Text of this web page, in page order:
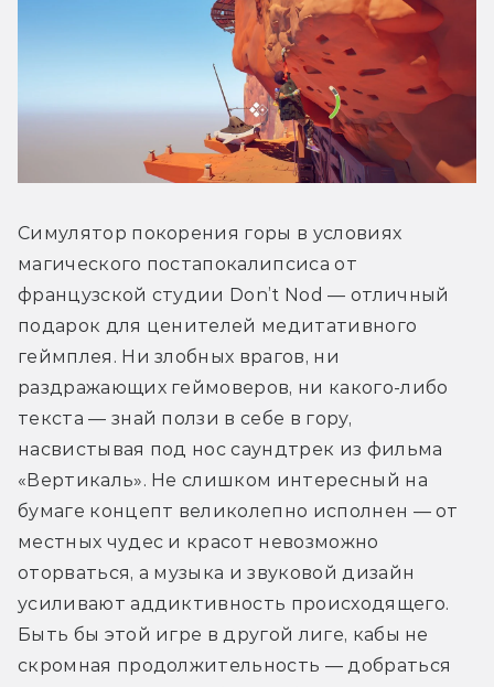
Симулятор покорения горы в условиях
магического постапокалипсиса от
французской студии Don’t Nod — отличный
подарок для ценителей медитативного
геймплея. Ни злобных врагов, ни
раздражающих геймоверов, ни какого-либо
текста — знай ползи в себе в гору,
насвистывая под нос саундтрек из фильма
«Вертикаль». Не слишком интересный на
бумаге концепт великолепно исполнен — от
местных чудес и красот невозможно
оторваться, а музыка и звуковой дизайн
усиливают аддиктивность происходящего.
Быть бы этой игре в другой лиге, кабы не
скромная продолжительность — добраться